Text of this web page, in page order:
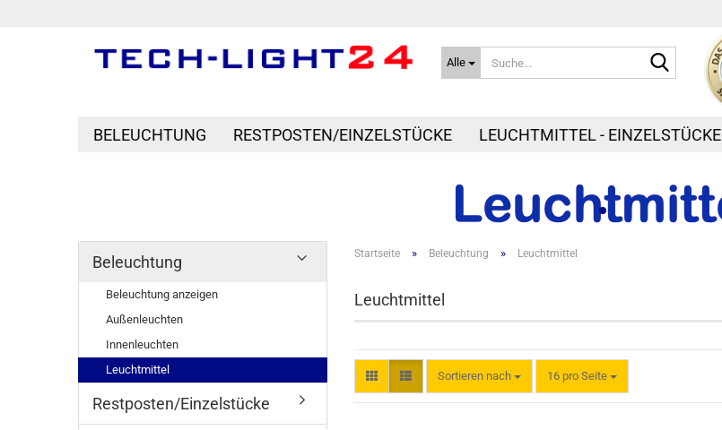
Alle
Suche...
BELEUCHTUNG RESTPOSTEN/EINZELSTÜCKE LEUCHTMITTEL - EINZELSTÜCKE
Startseite » Beleuchtung » Leuchtmittel
Leuchtmittel
Sortieren nach
Sortieren nach 16 pro Seite
pro Seite
Beleuchtung
Beleuchtung anzeigen
Außenleuchten
Innenleuchten
Leuchtmittel
Restposten/Einzelstücke